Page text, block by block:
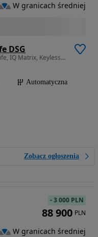
DSG
999 cm3 • 115 KM • 1.0TSI/115KM/DSG, Life, IQ Matrix, Keyless, Comfort, Kamera, FV23%
Automatyczna
Zobacz ogłoszenia
W granicach średniej
-3 000 PLN
88 900 PLN
W granicach średniej